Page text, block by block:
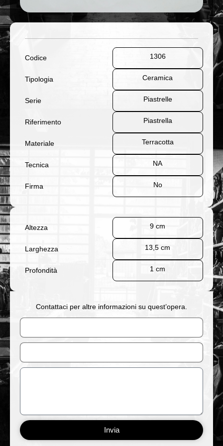
Codice 1306
Tipologia Ceramica
Serie Piastrelle
Riferimento Piastrella
Materiale Terracotta
Tecnica NA
Firma No
Altezza 9 cm
Larghezza 13,5 cm
Profondità 1 cm
Contattaci per altre informazioni su quest’opera.
Nome
Email
Messaggio
Invia